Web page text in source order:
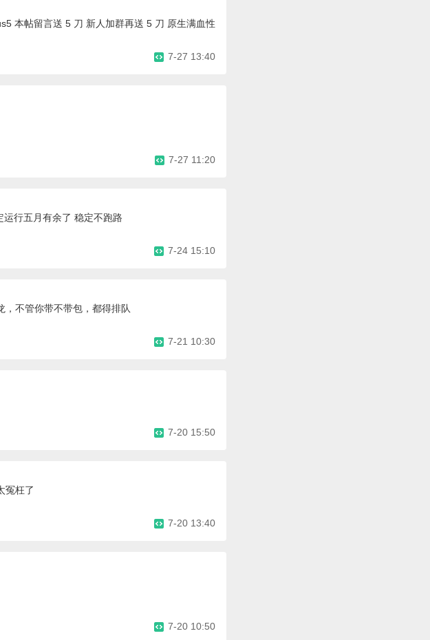
本帖留言送 5 刀 新人加群再送 5 刀 原生满血性
7-27 13:40
7-27 11:20
行五月有余了 稳定不跑路
7-24 15:10
，不管你带不带包，都得排队
7-21 10:30
7-20 15:50
冤枉了
7-20 13:40
7-20 10:50